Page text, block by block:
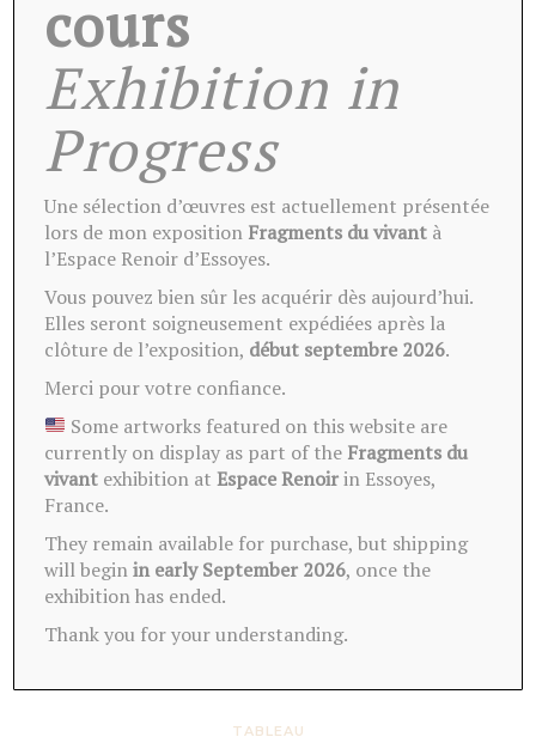
Ces oeuvres peuvent vous
intéresser
TABLEAU
cours
Exhibition in
Progress
Une sélection d’œuvres est actuellement présentée
lors de mon exposition Fragments du vivant à
l’Espace Renoir d’Essoyes.
Vous pouvez bien sûr les acquérir dès aujourd’hui.
Elles seront soigneusement expédiées après la
clôture de l’exposition, début septembre 2026.
Merci pour votre confiance.
Some artworks featured on this website are
currently on display as part of the Fragments du
vivant exhibition atEspace Renoirin Essoyes,
France.
They remain available for purchase, but shipping
will beginin early September 2026, once the
exhibition has ended.
Thank you for your understanding.